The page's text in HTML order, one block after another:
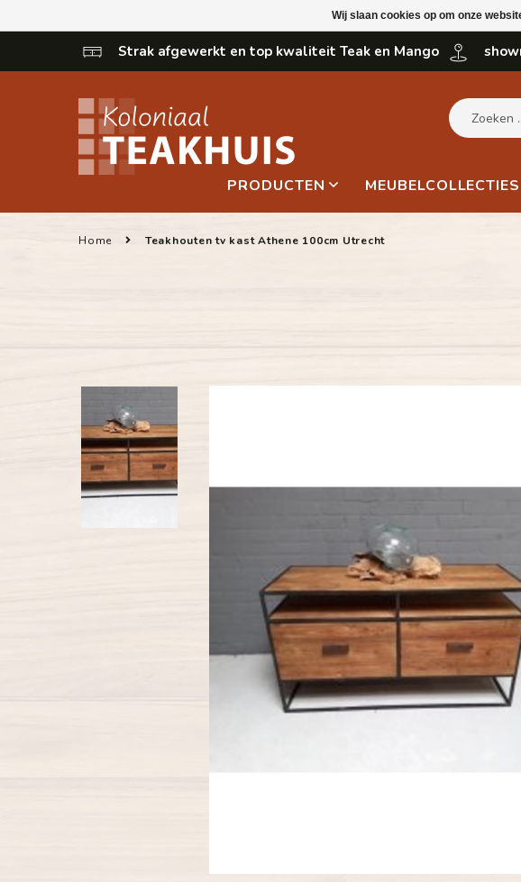
Strak afgewerkt en top kwaliteit Teak en Mango
PRODUCTEN MEUBELCOLLECTIES
Home Teakhouten tv kast Athene 100cm Utrecht
Wij slaan cookies op om onze